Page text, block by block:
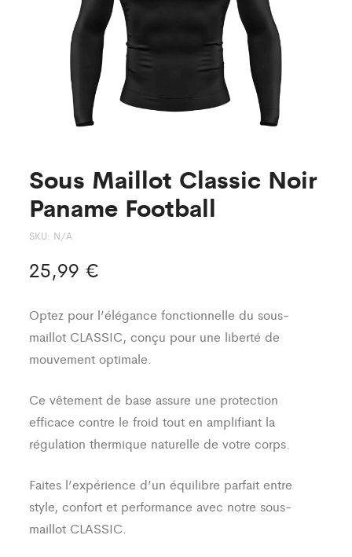
Sous Maillot Classic Noir
Paname Football
SKU: N/A
25,99 €
Optez pour l’élégance fonctionnelle du sous-
maillot CLASSIC, conçu pour une liberté de
mouvement optimale.
Ce vêtement de base assure une protection
efficace contre le froid tout en amplifiant la
régulation thermique naturelle de votre corps.
Faites l’expérience d’un équilibre parfait entre
style, confort et performance avec notre sous-
maillot CLASSIC.